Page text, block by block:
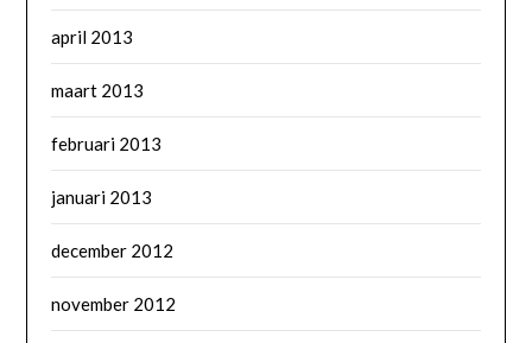
april 2013
maart 2013
februari 2013
januari 2013
december 2012
november 2012